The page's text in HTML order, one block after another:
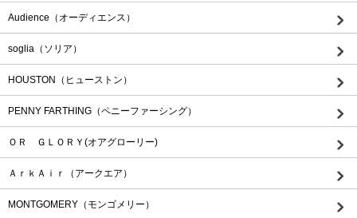
Audience（オーディエンス）
soglia（ソリア）
HOUSTON（ヒューストン）
PENNY FARTHING（ペニーファーシング）
ＯＲ ＧＬＯＲＹ(オアグローリー)
ＡｒｋＡｉｒ（アークエア）
MONTGOMERY（モンゴメリー）